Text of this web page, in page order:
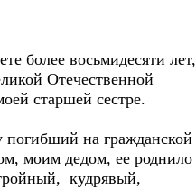
более восьмидесяти лет,
Отечественной
старшей сестре.
на гражданской
моим дедом, ее роднило
кудрявый,